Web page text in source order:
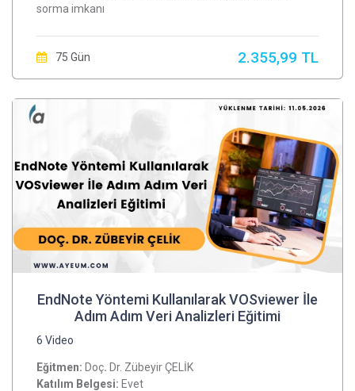
sorma imkanı
75 Gün 2.355,99 TL
EndNote Yöntemi Kullanılarak VOSviewer İle
Adım Adım Veri Analizleri Eğitimi
6 Video
Eğitmen: Doç. Dr. Zübeyir ÇELİK
Katılım Belgesi: Evet